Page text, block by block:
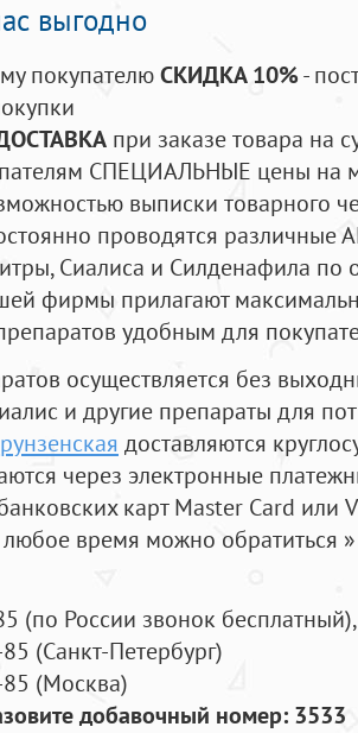
выгодно
покупателюСКИДКА 10%-
при заказе товара на
СПЕЦИАЛЬНЫЕ цены на
выписки товарного
проводятся
Сиалиса и Силденафила по
фирмы прилагают
удобным для
осуществляется без
и другие препараты для
доставляются
через электронные
карт Master Card или
любое время можно обратиться
(по России звонок бесплатный),
(Санкт-Петербург)
(Москва)
добавочный номер: 3533